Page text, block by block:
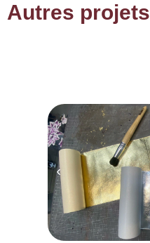
Autres projets